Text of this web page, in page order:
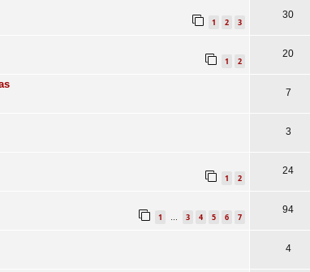
1 2 3
30
1 2
20
7
3
1 2
24
1 … 3 4 5 6 7
94
4